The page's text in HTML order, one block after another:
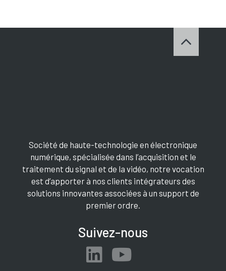
Société de haute-technologie en électronique
numérique, spécialisée dans l’acquisition et le
traitement du signal et de la vidéo, notre vocation
est d’apporter à nos clients intégrateurs des
solutions innovantes associées à un support de
premier ordre.
Suivez-nous